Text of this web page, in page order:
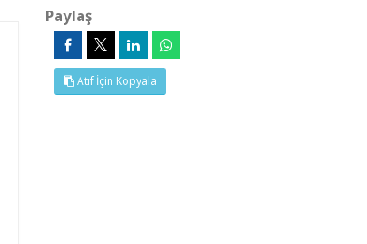
Paylaş
Atıf İçin Kopyala